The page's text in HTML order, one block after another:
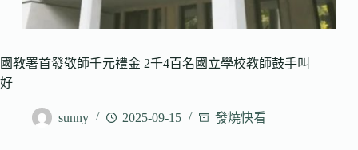
國教署首發敬師千元禮金 2千4百名國立學校教師鼓手叫
好
sunny 2025-09-15 發燒快看